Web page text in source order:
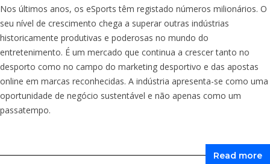
Nos últimos anos, os eSports têm registado números milionários. O
seu nível de crescimento chega a superar outras indústrias
historicamente produtivas e poderosas no mundo do
entretenimento. É um mercado que continua a crescer tanto no
desporto como no campo do marketing desportivo e das apostas
online em marcas reconhecidas. A indústria apresenta-se como uma
oportunidade de negócio sustentável e não apenas como um
passatempo.
Read more